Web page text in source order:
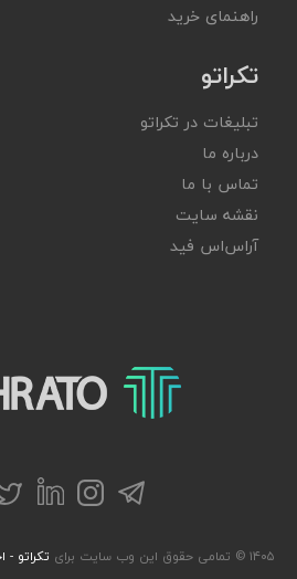
راهنمای خرید
تکراتو
تبلیغات در تکراتو
درباره ما
تماس با ما
نقشه سایت
آر‌اس‌اس فید
تکراتو – زندگی با تکنولوژی
تلگراماینستاگرام
۱۴۰۵ © تمامی حقوق این وب سایت برای تکراتو -